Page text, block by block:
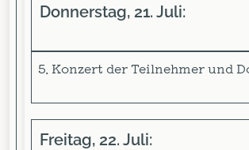
Donnerstag, 21. Juli:
5. Konzert der Teilnehmer und
Freitag, 22. Juli: